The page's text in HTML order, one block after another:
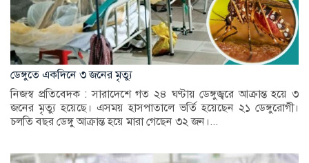
ডেঙ্গুতে একদিনে ৩ জনের মৃত্যু
নিজস্ব প্রতিবেদক : সারাদেশে গত ২৪ ঘণ্টায় ডেঙ্গুজ্বরে আক্রান্ত হয়ে ৩
জনের মৃত্যু হয়েছে। এসময় হাসপাতালে ভর্তি হয়েছেন ২১ ডেঙ্গুরোগী।
চলতি বছর ডেঙ্গু আক্রান্ত হয়ে মারা গেছেন ৩২ জন।...